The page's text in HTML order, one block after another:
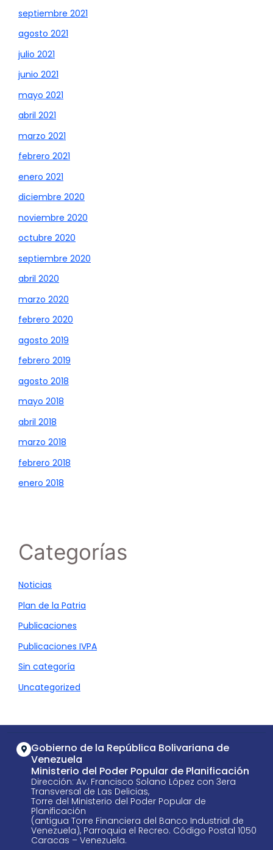
septiembre 2021
agosto 2021
julio 2021
junio 2021
mayo 2021
abril 2021
marzo 2021
febrero 2021
enero 2021
diciembre 2020
noviembre 2020
octubre 2020
septiembre 2020
abril 2020
marzo 2020
febrero 2020
agosto 2019
febrero 2019
agosto 2018
mayo 2018
abril 2018
marzo 2018
febrero 2018
enero 2018
Categorías
Noticias
Plan de la Patria
Publicaciones
Publicaciones IVPA
Sin categoría
Uncategorized
Gobierno de la República Bolivariana de
Venezuela
Ministerio del Poder Popular de Planificación
Dirección: Av. Francisco Solano López con 3era
Transversal de Las Delicias,
Torre del Ministerio del Poder Popular de
Planificación
(antigua Torre Financiera del Banco Industrial de
Venezuela), Parroquia el Recreo. Código Postal 1050
Caracas – Venezuela.